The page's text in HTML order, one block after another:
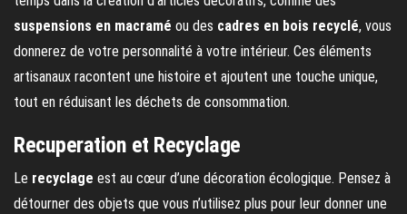
suspensions en macramé ou des cadres en bois recyclé, vous
donnerez de votre personnalité à votre intérieur. Ces éléments
artisanaux racontent une histoire et ajoutent une touche unique,
tout en réduisant les déchets de consommation.
Recuperation et Recyclage
Le recyclage est au cœur d’une décoration écologique. Pensez à
détourner des objets que vous n’utilisez plus pour leur donner une